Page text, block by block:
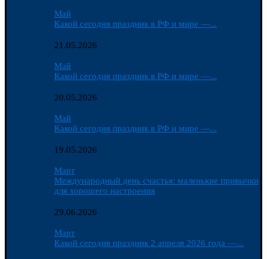
Май
Какой сегодня праздник в РФ и мире —...
21.05.2026
Май
Какой сегодня праздник в РФ и мире —...
20.05.2026
Май
Какой сегодня праздник в РФ и мире —...
19.05.2026
Март
Международный день счастья: маленькие привычки
для хорошего настроения
29.06.2026
Март
Какой сегодня праздник 2 апреля 2026 года —...